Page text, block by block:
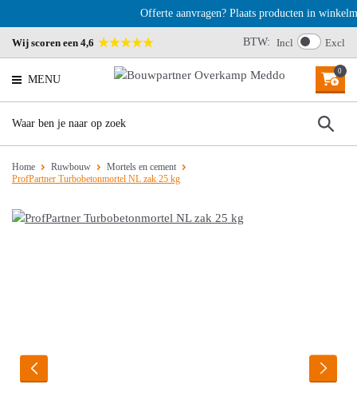
Offerte aanvragen? Plaats producten in
Wij scoren een 4,6 BTW: Incl Excl
MENU
0
Home Ruwbouw
Mortels en cement
ProfPartner Turbobetonmortel NL zak 25 kg